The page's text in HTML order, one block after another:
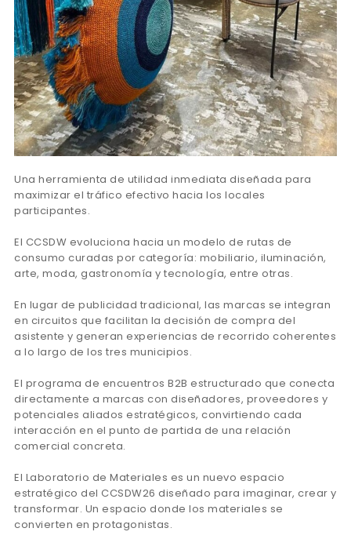
Una herramienta de utilidad inmediata diseñada para
maximizar el tráfico efectivo hacia los locales
participantes.
El CCSDW evoluciona hacia un modelo de rutas de
consumo curadas por categoría: mobiliario, iluminación,
arte, moda, gastronomía y tecnología, entre otras.
En lugar de publicidad tradicional, las marcas se integran
en circuitos que facilitan la decisión de compra del
asistente y generan experiencias de recorrido coherentes
a lo largo de los tres municipios.
El programa de encuentros B2B estructurado que conecta
directamente a marcas con diseñadores, proveedores y
potenciales aliados estratégicos, convirtiendo cada
interacción en el punto de partida de una relación
comercial concreta.
El Laboratorio de Materiales es un nuevo espacio
estratégico del CCSDW26 diseñado para imaginar, crear y
transformar. Un espacio donde los materiales se
convierten en protagonistas.